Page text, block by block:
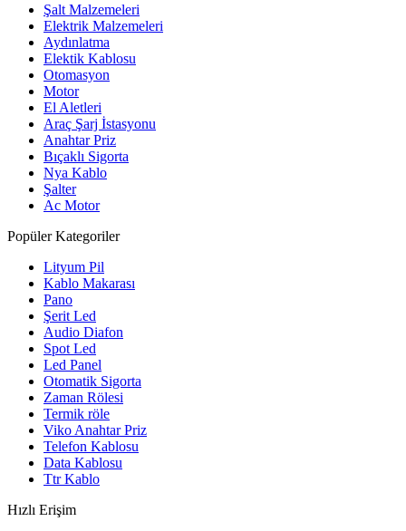
Şalt Malzemeleri
Elektrik Malzemeleri
Aydınlatma
Elektik Kablosu
Otomasyon
Motor
El Aletleri
Araç Şarj İstasyonu
Anahtar Priz
Bıçaklı Sigorta
Nya Kablo
Şalter
Ac Motor
Popüler Kategoriler
Lityum Pil
Kablo Makarası
Pano
Şerit Led
Audio Diafon
Spot Led
Led Panel
Otomatik Sigorta
Zaman Rölesi
Termik röle
Viko Anahtar Priz
Telefon Kablosu
Data Kablosu
Ttr Kablo
Hızlı Erişim